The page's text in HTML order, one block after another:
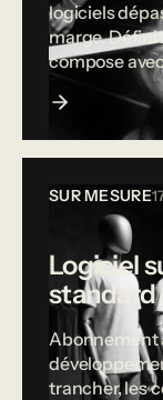
logiciels
marge.
compose
SUR MESURE
Logiciel
standard
Abonnement
trancher, les